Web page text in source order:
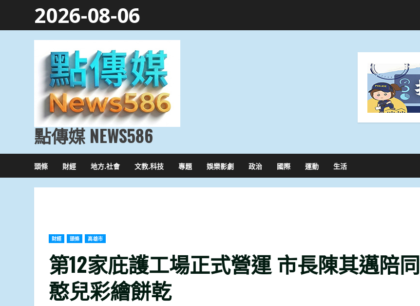
2026-08-06
點傳媒 NEWS586
頭條 財經 地方.社會 文教.科技 專題 娛樂影劇 政治 國際 運動 生活
財經 頭條 高雄市
第12家庇護工場正式營運 市長陳其邁陪同
憨兒彩繪餅乾